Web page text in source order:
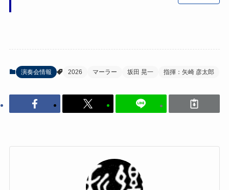
演奏会情報 2026 マーラー 坂田 晃一 指揮：矢崎 彦太郎